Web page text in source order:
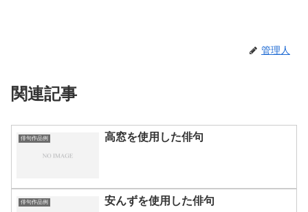
管理人
関連記事
俳句作品例 高窓を使用した俳句
俳句作品例 安んずを使用した俳句